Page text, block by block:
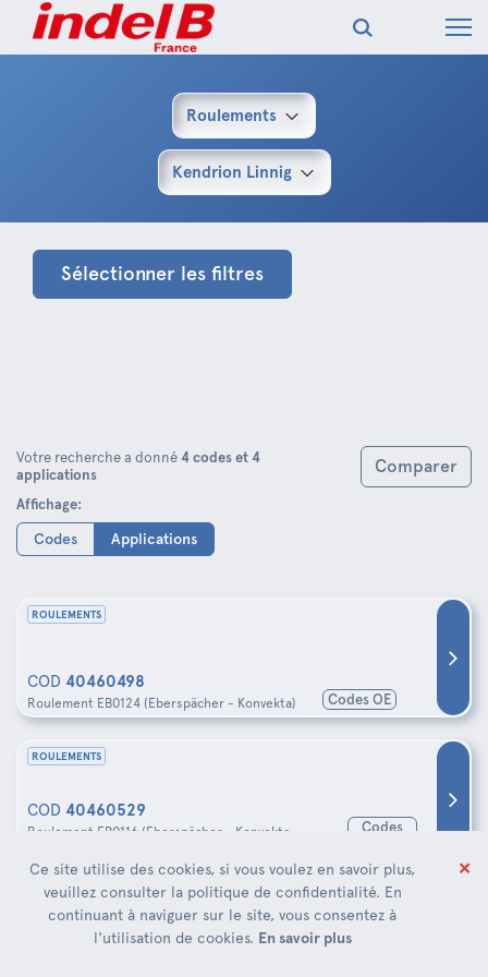
Roulements
Kendrion Linnig
Sélectionner les filtres
Votre recherche a donné 4 codes et 4
applications
Comparer
Affichage:
Codes Applications
ROULEMENTS
COD 40460498
Roulement EB0124 (Eberspächer - Konvekta) Codes OE
ROULEMENTS
COD 40460529
Roulement EB0116 (Eberspächer - Konvekta -
Codes
ROULEMENTS
✕
Ce site utilise des cookies, si vous voulez en savoir plus,
veuillez consulter la politique de confidentialité. En
continuant à naviguer sur le site, vous consentez à
l'utilisation de cookies. En savoir plus